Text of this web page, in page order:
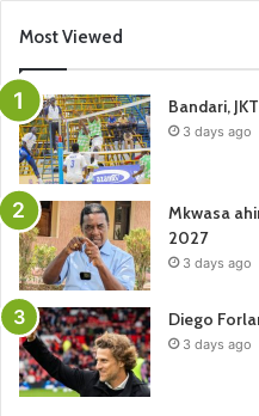
Most Viewed
Bandari,
3 days ago
Mkwasa
2027
3 days ago
Diego
3 days ago